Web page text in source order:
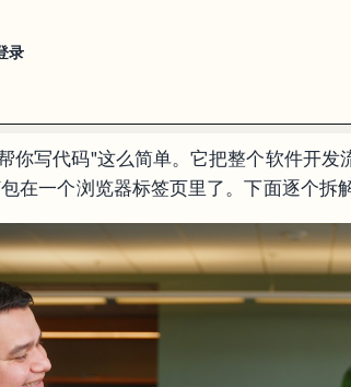
以切换：
费用
最低
录
你写代码"这么简单。它把整个软件开
在一个浏览器标签页里了。下面逐个拆解